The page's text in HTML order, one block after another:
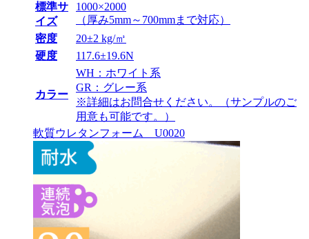
標準サ
イズ
1000×2000
（厚み5mm～700mmまで対応）
密度
20±2 kg/㎥
硬度
117.6±19.6N
カラー
WH：ホワイト系
GR：グレー系
※詳細はお問合せください。（サンプルのご
用意も可能です。）
軟質ウレタンフォーム U0020